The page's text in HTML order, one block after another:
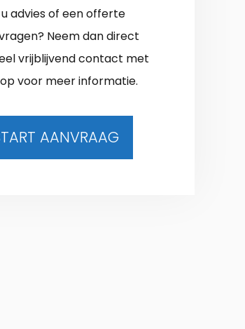
advies of een offerte
Neem dan direct
vrijblijvend contact met
voor meer informatie.
AANVRAAG